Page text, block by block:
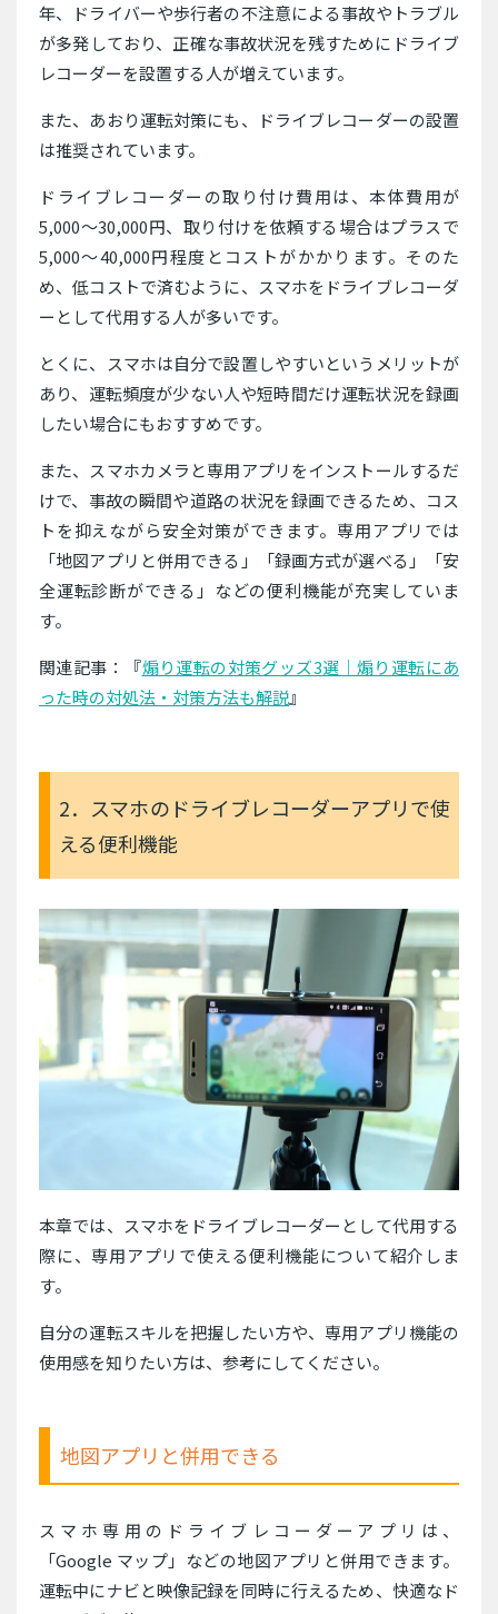
年、ドライバーや歩行者の不注意による事故やトラブル
が多発しており、正確な事故状況を残すためにドライブ
レコーダーを設置する人が増えています。
また、あおり運転対策にも、ドライブレコーダーの設置
は推奨されています。
ドライブレコーダーの取り付け費用は、本体費用が
5,000〜30,000円、取り付けを依頼する場合はプラスで
5,000〜40,000円程度とコストがかかります。そのた
め、低コストで済むように、スマホをドライブレコーダ
ーとして代用する人が多いです。
とくに、スマホは自分で設置しやすいというメリットが
あり、運転頻度が少ない人や短時間だけ運転状況を録画
したい場合にもおすすめです。
また、スマホカメラと専用アプリをインストールするだ
けで、事故の瞬間や道路の状況を録画できるため、コス
トを抑えながら安全対策ができます。専用アプリでは
「地図アプリと併用できる」「録画方式が選べる」「安
全運転診断ができる」などの便利機能が充実していま
す。
関連記事：『煽り運転の対策グッズ3選｜煽り運転にあ
った時の対処法・対策方法も解説』
2．スマホのドライブレコーダーアプリで使
える便利機能
本章では、スマホをドライブレコーダーとして代用する
際に、専用アプリで使える便利機能について紹介しま
す。
自分の運転スキルを把握したい方や、専用アプリ機能の
使用感を知りたい方は、参考にしてください。
地図アプリと併用できる
スマホ専用のドライブレコーダーアプリは、
「Google マップ」などの地図アプリと併用できます。
運転中にナビと映像記録を同時に行えるため、快適なド